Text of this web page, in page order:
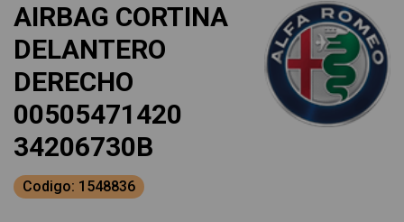
AIRBAG CORTINA
DELANTERO
DERECHO
00505471420
34206730B
Codigo: 1548836